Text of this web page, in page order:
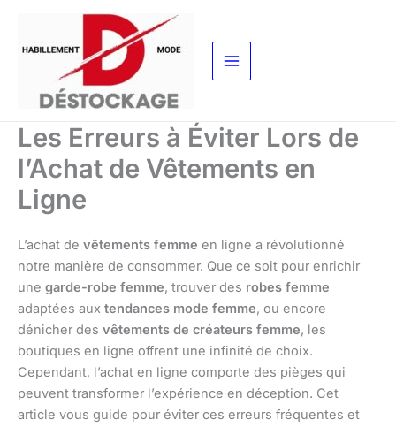
contenu
Les Erreurs à Éviter Lors de
l’Achat de Vêtements en
Ligne
L’achat de vêtements femme en ligne a révolutionné
notre manière de consommer. Que ce soit pour enrichir
une garde-robe femme, trouver des robes femme
adaptées aux tendances mode femme, ou encore
dénicher des vêtements de créateurs femme, les
boutiques en ligne offrent une infinité de choix.
Cependant, l’achat en ligne comporte des pièges qui
peuvent transformer l’expérience en déception. Cet
article vous guide pour éviter ces erreurs fréquentes et